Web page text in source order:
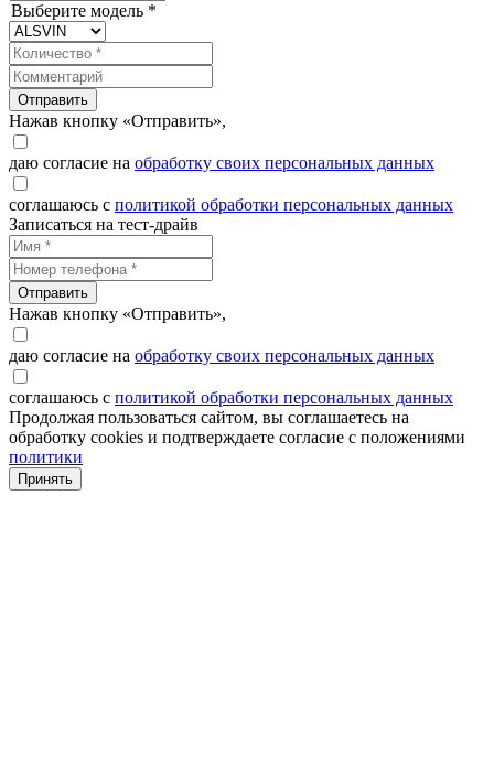
Выберите модель *
Отправить
Нажав кнопку «Отправить»,
даю согласие на обработку своих персональных данных
соглашаюсь с политикой обработки персональных данных
Записаться на тест-драйв
Отправить
Нажав кнопку «Отправить»,
даю согласие на обработку своих персональных данных
соглашаюсь с политикой обработки персональных данных
Продолжая пользоваться сайтом, вы соглашаетесь на
обработку cookies и подтверждаете согласие с положениями
политики
Принять